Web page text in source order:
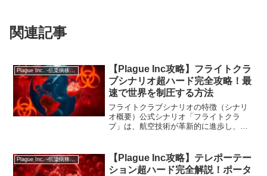
関連記事
Plague Inc. -伝染病株式会社-
【Plague Inc攻略】フライトクラ
ブシナリオ超ハード完全攻略！最
速で世界を制圧する方法
フライトクラブシナリオの特徴（シナリ
オ概要）公式シナリオ「フライトクラ
ブ」は、航空技術が革新的に進歩し、世
ンからヒドゥまでわずか2時間で到達でき
るような超高速航空時代を...
Plague Inc. -伝染病株式会社-
【Plague Inc攻略】テレポーテー
ション超ハード完全解説！ポータ